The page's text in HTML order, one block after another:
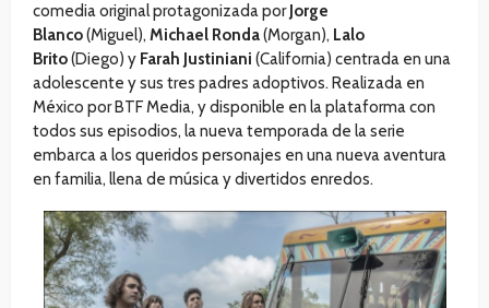
comedia original protagonizada porJorge
Blanco(Miguel), Michael Ronda(Morgan), Lalo
Brito(Diego) y Farah Justiniani (California) centrada en una
adolescente y sus tres padres adoptivos. Realizada en
México por BTF Media, y disponible en la plataforma con
todos sus episodios, la nueva temporada de la serie
embarca a los queridos personajes en una nueva aventura
en familia, llena de música y divertidos enredos.